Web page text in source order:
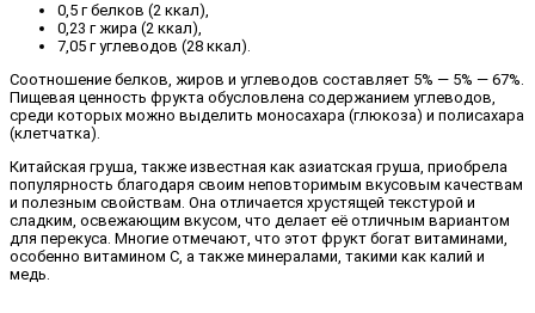
0,5 г белков (2 ккал),
0,23 г жира (2 ккал),
7,05 г углеводов (28 ккал).
Соотношение белков, жиров и углеводов составляет 5% — 5% — 67%.
Пищевая ценность фрукта обусловлена содержанием углеводов,
среди которых можно выделить моносахара (глюкоза) и полисахара
(клетчатка).
Китайская груша, также известная как азиатская груша, приобрела
популярность благодаря своим неповторимым вкусовым качествам
и полезным свойствам. Она отличается хрустящей текстурой и
сладким, освежающим вкусом, что делает её отличным вариантом
для перекуса. Многие отмечают, что этот фрукт богат витаминами,
особенно витамином C, а также минералами, такими как калий и
медь.